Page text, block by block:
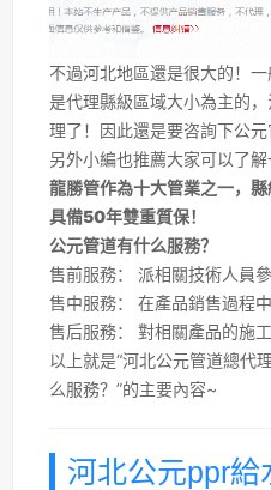
不過河北地區還是很大的！
是代理縣級區域大小為主的
理了！因此還是要咨詢下公
另外小編也推薦大家可以了解
龍勝管作為十大管業之一，
具備50年雙重質保！
公元管道有什么服務？
售前服務： 派相關技術人員
售中服務： 在產品銷售過程
售后服務： 對相關產品的施
以上就是“河北公元管道總代
么服務？”的主要內容~
河北公元ppr給